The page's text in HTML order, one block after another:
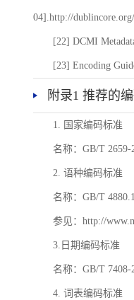
04].http://
[22] DCMI
[23] Encoding
附录1 推荐的
1. 国家编码标准
名称：GB/T
2. 语种编码标准
名称：GB/T
参见：http://
3.日期编码标准
名称：GB/T
4. 词表编码标准